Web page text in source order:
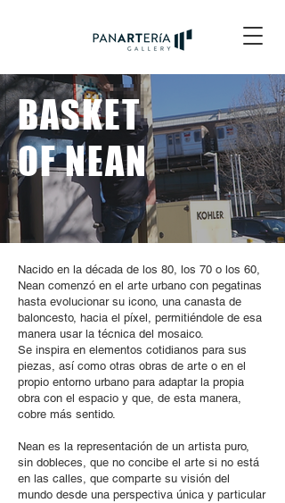
BASKET
OF NEAN
Nacido en la década de los 80, los 70 o los 60,
Nean comenzó en el arte urbano con pegatinas
hasta evolucionar su icono, una canasta de
baloncesto, hacia el píxel, permitiéndole de esa
manera usar la técnica del mosaico.
Se inspira en elementos cotidianos para sus
piezas, así como otras obras de arte o en el
propio entorno urbano para adaptar la propia
obra con el espacio y que, de esta manera,
cobre más sentido.
Nean es la representación de un artista puro,
sin dobleces, que no concibe el arte si no está
en las calles, que comparte su visión del
mundo desde una perspectiva única y particular